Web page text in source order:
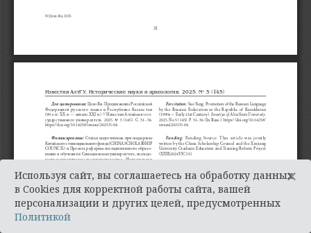
Используя сайт, вы соглашаетесь на обработку данных
в Cookies для корректной работы сайта, вашей
персонализации и других целей, предусмотренных
Политикой
×